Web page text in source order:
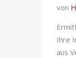
von
Ihre
aus